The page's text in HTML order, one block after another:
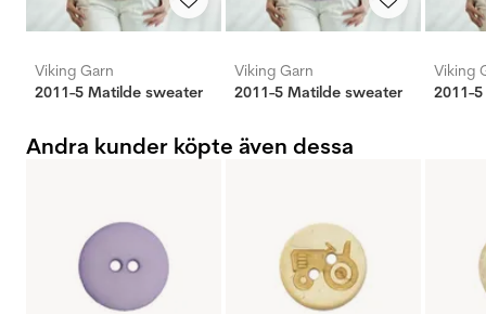
Viking Garn
2011-5 Matilde sweater
Viking Garn
2011-5 Matilde sweater
Viking
2011-
Andra kunder köpte även dessa